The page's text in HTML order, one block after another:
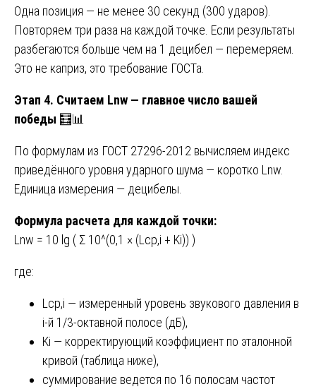
Одна позиция — не менее 30 секунд (300 ударов).
Повторяем три раза на каждой точке. Если результаты
разбегаются больше чем на 1 децибел — перемеряем.
Это не каприз, это требование ГОСТа.
Этап 4. Считаем Lnw — главное число вашей
победы 🧮📊
По формулам из ГОСТ 27296-2012 вычисляем индекс
приведённого уровня ударного шума — коротко Lnw.
Единица измерения — децибелы.
Формула расчета для каждой точки:
Lnw = 10 lg ( Σ 10^(0,1 × (Lср,i + Ki)) )
где:
Lср,i — измеренный уровень звукового давления в
i-й 1/3-октавной полосе (дБ),
Ki — корректирующий коэффициент по эталонной
кривой (таблица ниже),
суммирование ведется по 16 полосам частот